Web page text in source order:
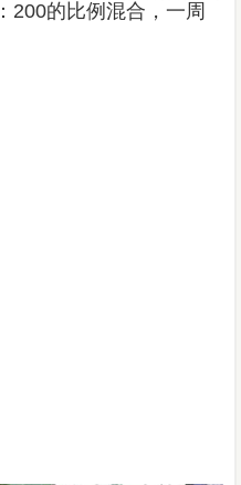
200的比例混合，一周